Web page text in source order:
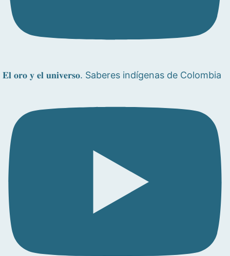
𝐄𝐥 𝐨𝐫𝐨 𝐲 𝐞𝐥 𝐮𝐧𝐢𝐯𝐞𝐫𝐬𝐨. Saberes indígenas de Colombia